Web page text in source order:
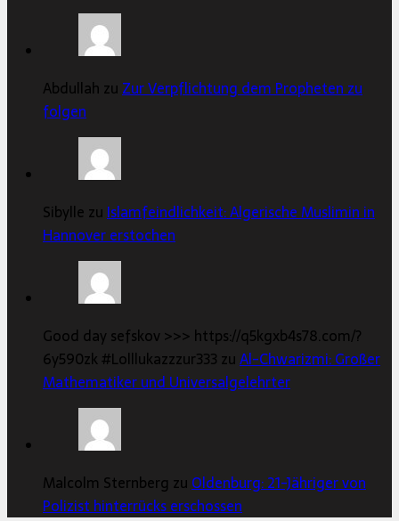
Abdullah zu Zur Verpflichtung dem Propheten zu
folgen
Sibylle zu Islamfeindlichkeit: Algerische Muslimin in
Hannover erstochen
Good day sefskov >>> https://q5kgxb4s78.com/?
6y590zk #Lolllukazzzur333 zuAl-Chwarizmi: Großer
Mathematiker und Universalgelehrter
Malcolm Sternberg zu Oldenburg: 21-Jähriger von
Polizist hinterrücks erschossen